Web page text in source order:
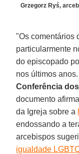
Grzegorz Ryś,
"Os comentários
particularmente
do episcopado
nos últimos
Conferência
documento
da Igreja sobre a
endossando a
arcebispos
igualdade